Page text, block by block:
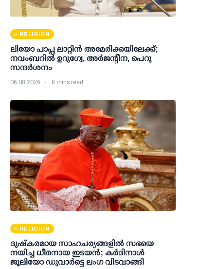
RELIGION
ലിയോ പാപ്പ ലാറ്റിൻ അമേരിക്കയിലേക്ക്;
നവംബറിൽ ഉറുഗ്വേ, അർജന്റീന, പെറു
സന്ദർശനം
06 08 2026 8 mins read
RELIGION
ദുഷ്കരമായ സാഹചര്യങ്ങളിൽ സഭയെ
നയിച്ച ധീരനായ ഇടയൻ; കർദിനാൾ
ജൂലിയോ ഡുവാർട്ടെ ലംഗ വിടവാങ്ങി